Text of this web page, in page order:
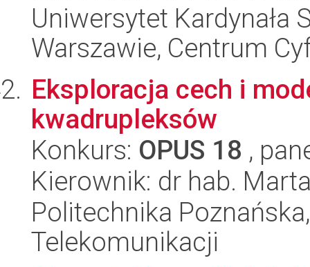
Uniwersytet Kardynała
Warszawie, Centrum
Eksploracja cech i
kwadrupleksów
Konkurs: OPUS 18 ,
Kierownik: dr hab.
Politechnika
Telekomunikacji